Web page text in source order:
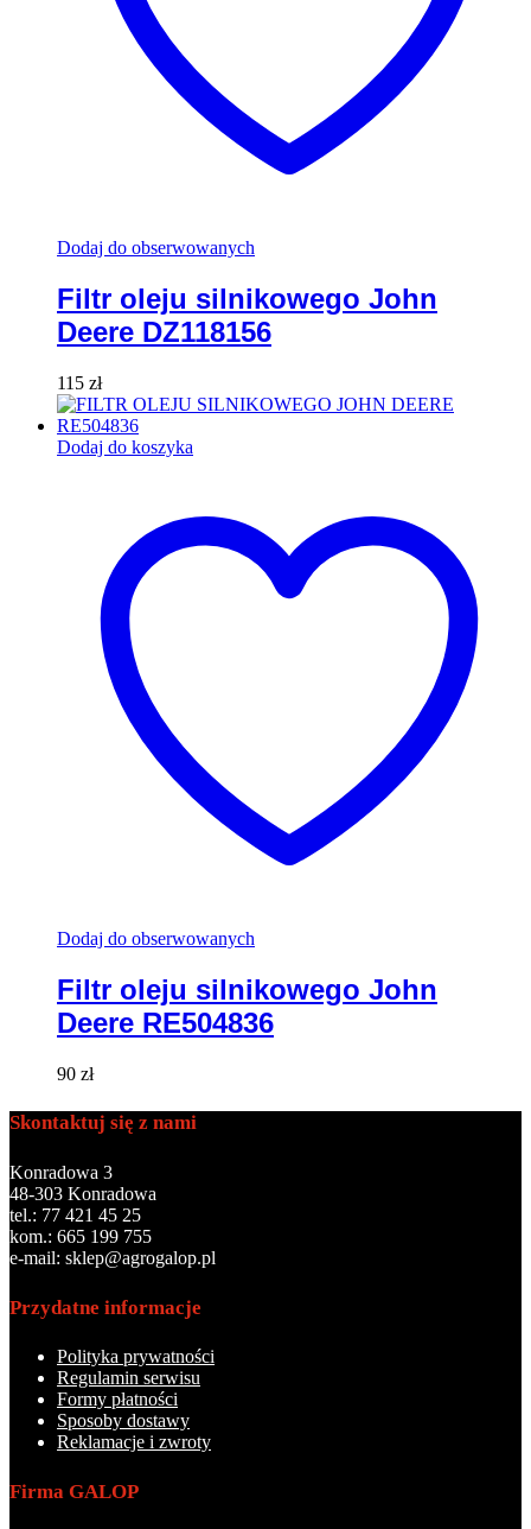
Dodaj do obserwowanych
Filtr oleju silnikowego John
Deere DZ118156
115 zł
Dodaj do koszyka
Dodaj do obserwowanych
Filtr oleju silnikowego John
Deere RE504836
90 zł
Skontaktuj się z nami
Konradowa 3
48-303 Konradowa
tel.: 77 421 45 25
kom.: 665 199 755
e-mail: sklep@agrogalop.pl
Przydatne informacje
Polityka prywatności
Regulamin serwisu
Formy płatności
Sposoby dostawy
Reklamacje i zwroty
Firma GALOP